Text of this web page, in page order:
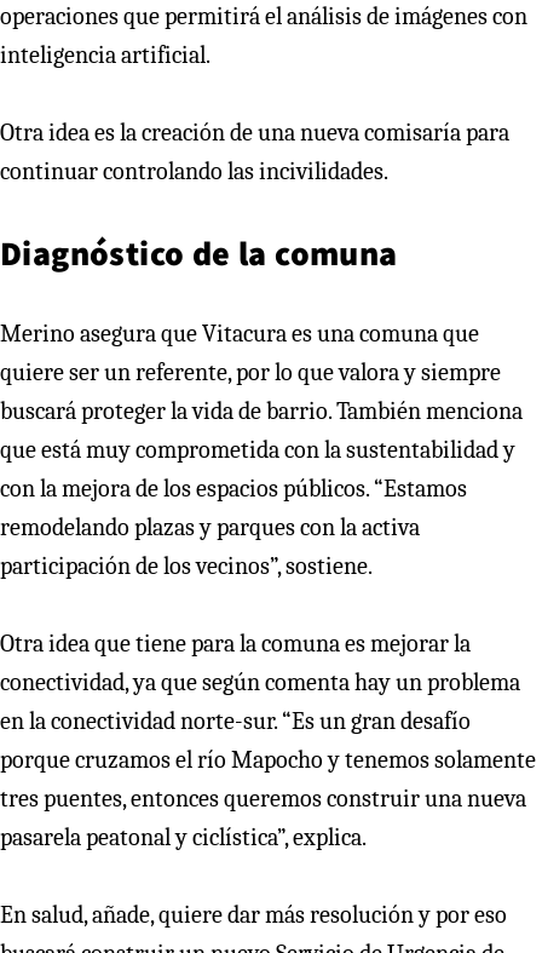
operaciones que permitirá el análisis de imágenes con
inteligencia artificial.
Otra idea es la creación de una nueva comisaría para
continuar controlando las incivilidades.
Diagnóstico de la comuna
Merino asegura que Vitacura es una comuna que
quiere ser un referente, por lo que valora y siempre
buscará proteger la vida de barrio. También menciona
que está muy comprometida con la sustentabilidad y
con la mejora de los espacios públicos. “Estamos
remodelando plazas y parques con la activa
participación de los vecinos”, sostiene.
Otra idea que tiene para la comuna es mejorar la
conectividad, ya que según comenta hay un problema
en la conectividad norte-sur. “Es un gran desafío
porque cruzamos el río Mapocho y tenemos solamente
tres puentes, entonces queremos construir una nueva
pasarela peatonal y ciclística”, explica.
En salud, añade, quiere dar más resolución y por eso